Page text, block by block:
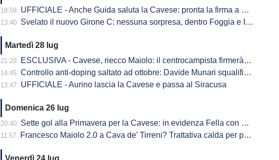
18:59 UFFICIALE - Anche Guida saluta la Cavese: pronta la firma a Siracusa
13:40 Svelato il nuovo Girone C: nessuna sorpresa, dentro Foggia e Inter U23
Martedì 28 lug
21:29 ESCLUSIVA - Cavese, riecco Maiolo: il centrocampista firmerà nelle prossime ore
14:45 Controllo anti-doping saltato ad ottobre: Davide Munari squalificato 2 anni
13:47 UFFICIALE - Aurino lascia la Cavese e passa al Siracusa
Domenica 26 lug
20:40 Sette gol alla Primavera per la Cavese: in evidenza Fella con una doppietta
11:57 Francesco Maiolo 2.0 a Cava de' Tirreni? Trattativa calda per portare il classe 2006 di nuovo in biancoblù